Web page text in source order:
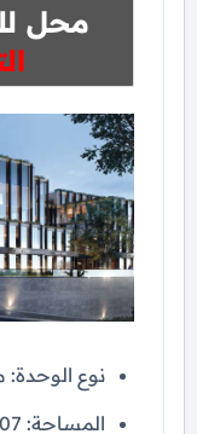
محل
نوع
المساحة: 107 متر مربع.